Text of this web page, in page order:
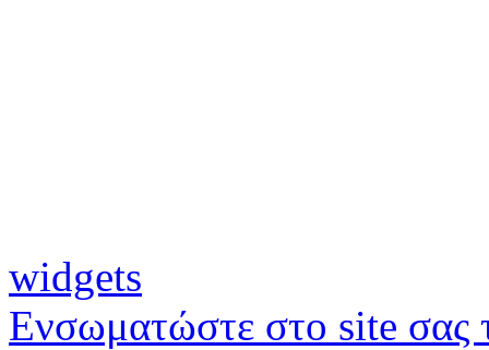
widgets
Ενσωματώστε στο site σας